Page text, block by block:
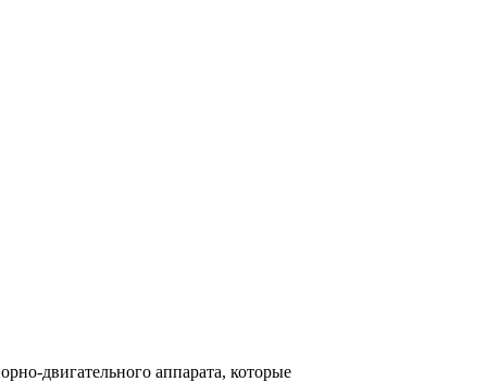
двигательного аппарата, которые